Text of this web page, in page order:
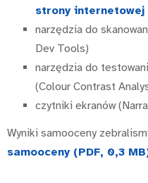
strony internetowej
narzędzia do
Dev Tools)
narzędzia do
(Colour Contrast
czytniki ekranów
Wyniki samooceny
samooceny (PDF, 0,3